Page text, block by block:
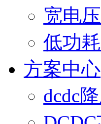
宽电
低功
方案中心
dcdc